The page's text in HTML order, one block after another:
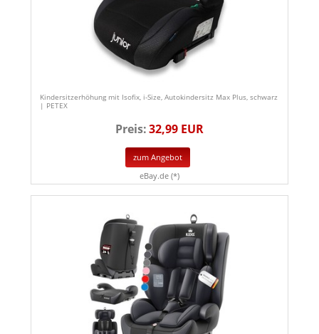
Kindersitzerhöhung mit Isofix, i-Size, Autokindersitz Max Plus, schwarz
| PETEX
Preis:32,99 EUR
zum Angebot
eBay.de (*)